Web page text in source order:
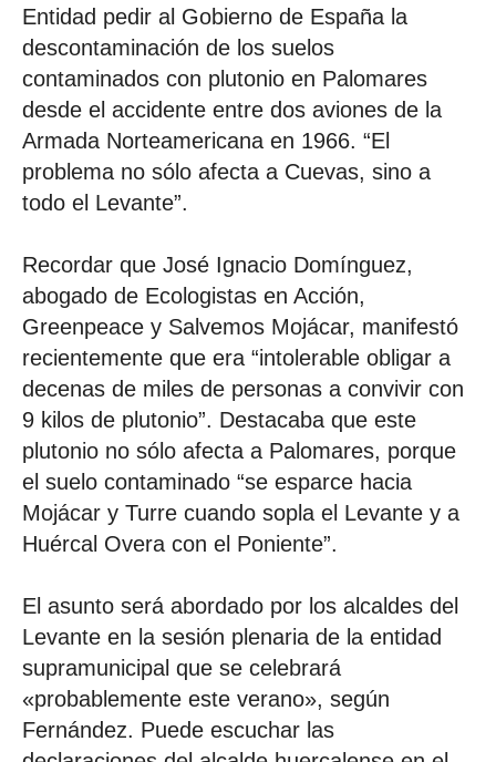
Entidad pedir al Gobierno de España la
descontaminación de los suelos
contaminados con plutonio en Palomares
desde el accidente entre dos aviones de la
Armada Norteamericana en 1966. “El
problema no sólo afecta a Cuevas, sino a
todo el Levante”.
Recordar que José Ignacio Domínguez,
abogado de Ecologistas en Acción,
Greenpeace y Salvemos Mojácar, manifestó
recientemente que era “intolerable obligar a
decenas de miles de personas a convivir con
9 kilos de plutonio”. Destacaba que este
plutonio no sólo afecta a Palomares, porque
el suelo contaminado “se esparce hacia
Mojácar y Turre cuando sopla el Levante y a
Huércal Overa con el Poniente”.
El asunto será abordado por los alcaldes del
Levante en la sesión plenaria de la entidad
supramunicipal que se celebrará
«probablemente este verano», según
Fernández. Puede escuchar las